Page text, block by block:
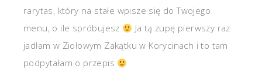
rarytas, który na stałe wpisze się do Twojego
menu, o ile spróbujesz
Ja tą zupę pierwszy raz
jadłam w Ziołowym Zakątku w Korycinach i to tam
podpytałam o przepis